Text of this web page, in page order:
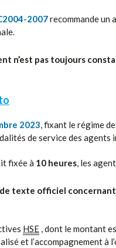
2007recommande un
n’est pas toujours
2023, fixant le régime
de service des
fixée à 10 heures, les
de texte officiel
HSE , dont le montant
et l’accompagnement